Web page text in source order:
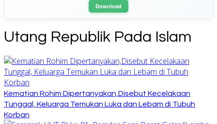
Download
Utang Republik Pada Islam
Kematian Rohim Dipertanyakan,Disebut Kecelakaan
Tunggal, Keluarga Temukan Luka dan Lebam di Tubuh
Korban